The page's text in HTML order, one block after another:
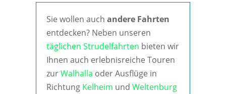
Sie wollen auch andere Fahrten
entdecken? Neben unseren
täglichen Strudelfahrten bieten wir
Ihnen auch erlebnisreiche Touren
zurWalhalla oder Ausflüge in
Richtung Kelheim und Weltenburg